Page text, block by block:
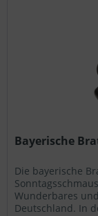
Bayerische
Die bayerische
Wunderbares
Deutschland. In